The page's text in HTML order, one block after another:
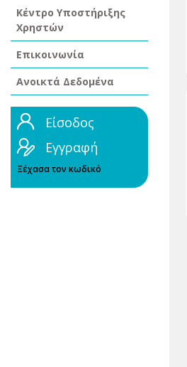
Κέντρο Υποστήριξης
Χρηστών
Επικοινωνία
Ανοικτά Δεδομένα
Είσοδος
Εγγραφή
Ξέχασα τον κωδικό